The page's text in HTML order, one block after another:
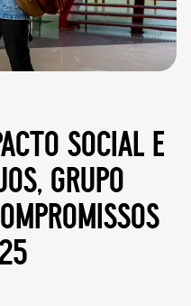
social e
grupo